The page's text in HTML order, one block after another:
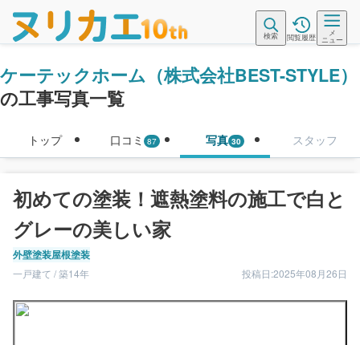
検索 閲覧履歴
メ
ニュー
ケーテックホーム（株式会社BEST-STYLE）
の工事写真一覧
トップ 口コミ 87 写真 30 スタッフ
初めての塗装！遮熱塗料の施工で白と
グレーの美しい家
外壁塗装屋根塗装
一戸建て / 築14年 投稿日:2025年08月26日